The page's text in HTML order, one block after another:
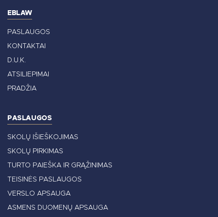
EBLAW
PASLAUGOS
KONTAKTAI
D.U.K.
ATSILIEPIMAI
PRADŽIA
PASLAUGOS
SKOLŲ IŠIEŠKOJIMAS
SKOLŲ PIRKIMAS
TURTO PAIEŠKA IR GRĄŽINIMAS
TEISINĖS PASLAUGOS
VERSLO APSAUGA
ASMENS DUOMENŲ APSAUGA